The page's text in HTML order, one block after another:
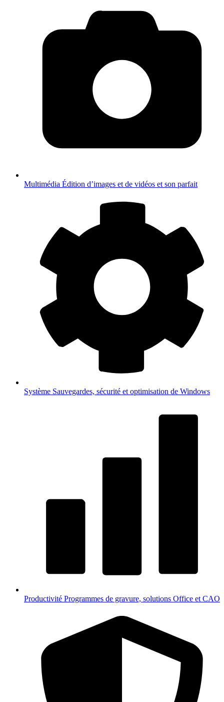
Multimédia Édition d’images et de vidéos et son parfait
Système Sauvegardes, sécurité et optimisation de Windows
Productivité Programmes de gravure, solutions Office et CAO